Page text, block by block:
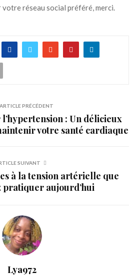
réseau social préféré, merci.
ARTICLE PRÉCÉDENT
: Un délicieux
votre santé cardiaque
SUIVANT
à la tension artérielle que
pratiquer aujourd’hui
Lya972